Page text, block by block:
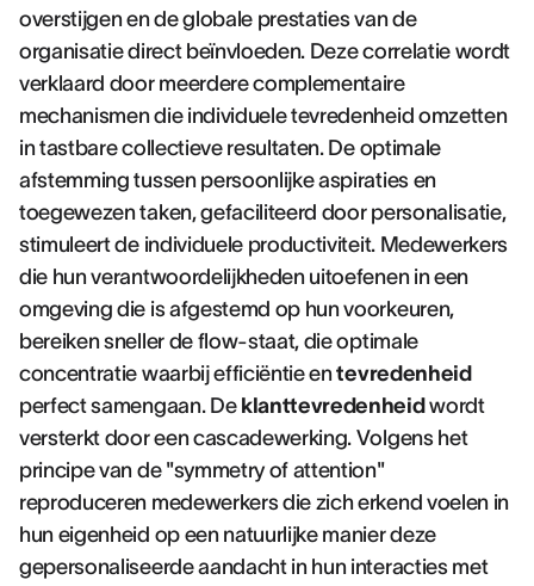
overstijgen en de globale prestaties van de
organisatie direct beïnvloeden. Deze correlatie wordt
verklaard door meerdere complementaire
mechanismen die individuele tevredenheid omzetten
in tastbare collectieve resultaten. De optimale
afstemming tussen persoonlijke aspiraties en
toegewezen taken, gefaciliteerd door personalisatie,
stimuleert de individuele productiviteit. Medewerkers
die hun verantwoordelijkheden uitoefenen in een
omgeving die is afgestemd op hun voorkeuren,
bereiken sneller de flow-staat, die optimale
concentratie waarbij efficiëntie entevredenheid
perfect samengaan. De klanttevredenheid wordt
versterkt door een cascadewerking. Volgens het
principe van de "symmetry of attention"
reproduceren medewerkers die zich erkend voelen in
hun eigenheid op een natuurlijke manier deze
gepersonaliseerde aandacht in hun interacties met